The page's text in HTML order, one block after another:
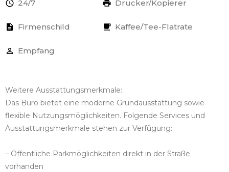
24/7 Drucker/Kopierer
Firmenschild Kaffee/Tee-Flatrate
Empfang
Weitere Ausstattungsmerkmale:
Das Büro bietet eine moderne Grundausstattung sowie
flexible Nutzungsmöglichkeiten. Folgende Services und
Ausstattungsmerkmale stehen zur Verfügung:
– Öffentliche Parkmöglichkeiten direkt in der Straße
vorhanden